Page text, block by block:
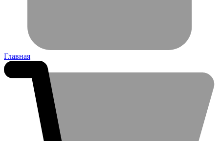
Главная